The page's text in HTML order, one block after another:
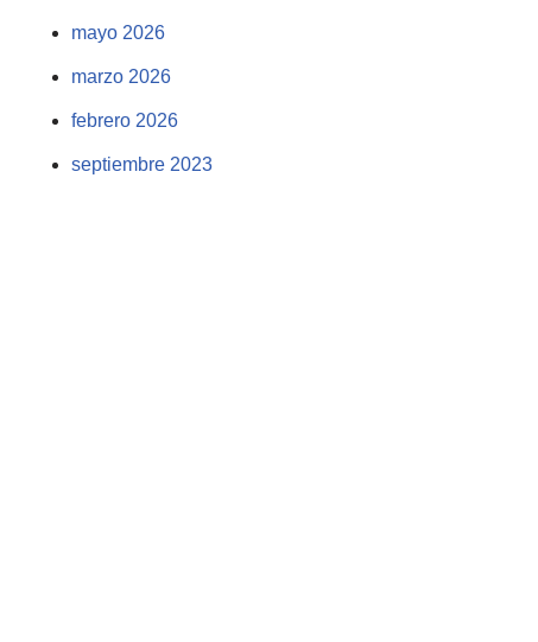
mayo 2026
marzo 2026
febrero 2026
septiembre 2023